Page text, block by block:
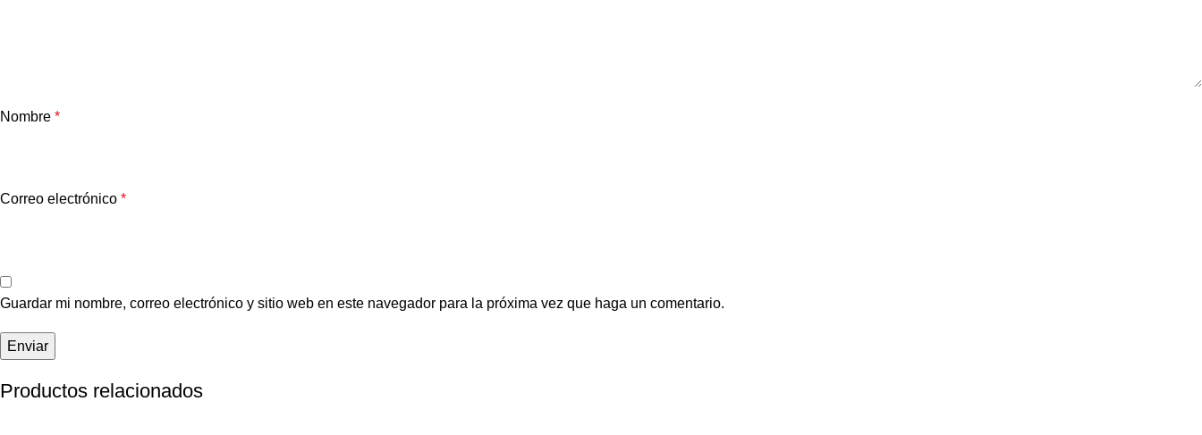
Nombre *
Correo electrónico *
Guardar mi nombre, correo electrónico y sitio web en este navegador para la próxima vez que haga un comentario.
Productos relacionados